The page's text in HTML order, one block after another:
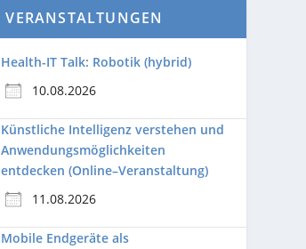
VERANSTALTUNGEN
Health-IT Talk: Robotik (hybrid)
10.08.2026
Künstliche Intelligenz verstehen und
Anwendungsmöglichkeiten
entdecken (Online–Veranstaltung)
11.08.2026
Mobile Endgeräte als